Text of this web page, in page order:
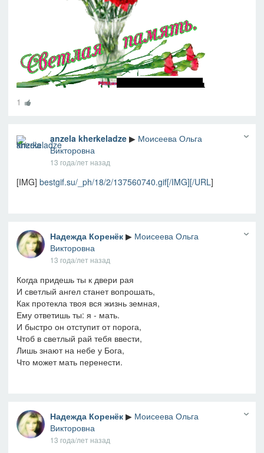
1
anzela kherkeladze ▶ Моисеева Ольга
Викторовна
13 года/лет назад
[IMG] bestgif.su/_ph/18/2/137560740.gif[/IMG][/URL]
Надежда Коренёк ▶ Моисеева Ольга
Викторовна
13 года/лет назад
Когда придешь ты к двери рая
И светлый ангел станет вопрошать,
Как протекла твоя вся жизнь земная,
Ему ответишь ты: я - мать.
И быстро он отступит от порога,
Чтоб в светлый рай тебя ввести,
Лишь знают на небе у Бога,
Что может мать перенести.
Надежда Коренёк ▶ Моисеева Ольга
Викторовна
13 года/лет назад